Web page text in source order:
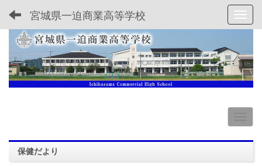
宮城県一迫商業高等学校
保健だより